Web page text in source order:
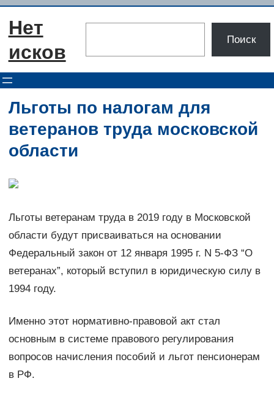
Перейти
Нет
исков
Поиск
Льготы по налогам для
ветеранов труда московской
области
Льготы ветеранам труда в 2019 году в Московской
области будут присваиваться на основании
Федеральный закон от 12 января 1995 г. N 5-ФЗ “О
ветеранах”, который вступил в юридическую силу в
1994 году.
Именно этот нормативно-правовой акт стал
основным в системе правового регулирования
вопросов начисления пособий и льгот пенсионерам
в РФ.